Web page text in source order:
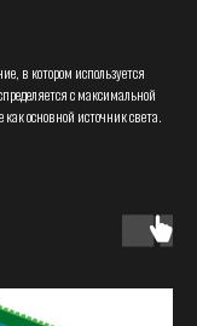
в котором используется
с максимальной
основной источник света.